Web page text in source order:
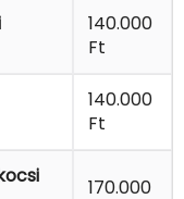
140.000
Ft
140.000
Ft
170.000